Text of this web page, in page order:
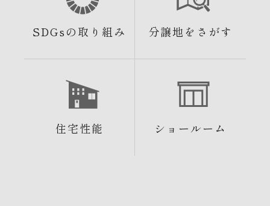
SDGsの取り組み 分譲地をさがす
住宅性能 ショールーム